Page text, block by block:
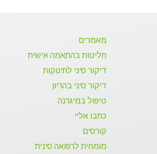
מאמרים
חליטות בהתאמה אישית
דיקור סיני לתינוקות
דיקור סיני בהריון
טיפול במיגרנה
כתבו אליי
קורסים
מומחית לרפואה סינית